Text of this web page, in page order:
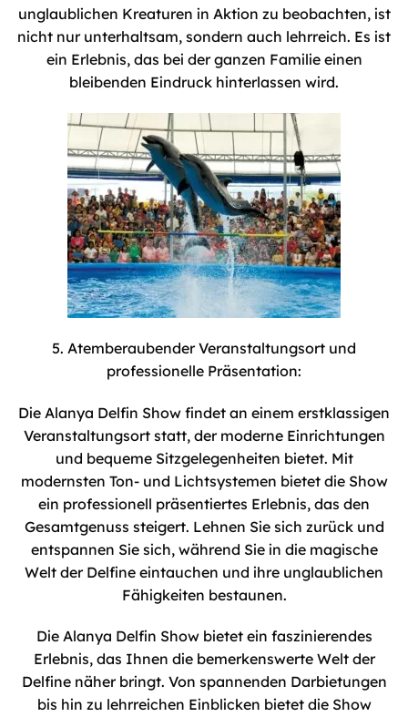
unglaublichen Kreaturen in Aktion zu beobachten, ist
nicht nur unterhaltsam, sondern auch lehrreich. Es ist
ein Erlebnis, das bei der ganzen Familie einen
bleibenden Eindruck hinterlassen wird.
5. Atemberaubender Veranstaltungsort und
professionelle Präsentation:
Die Alanya Delfin Show findet an einem erstklassigen
Veranstaltungsort statt, der moderne Einrichtungen
und bequeme Sitzgelegenheiten bietet. Mit
modernsten Ton- und Lichtsystemen bietet die Show
ein professionell präsentiertes Erlebnis, das den
Gesamtgenuss steigert. Lehnen Sie sich zurück und
entspannen Sie sich, während Sie in die magische
Welt der Delfine eintauchen und ihre unglaublichen
Fähigkeiten bestaunen.
Die Alanya Delfin Show bietet ein faszinierendes
Erlebnis, das Ihnen die bemerkenswerte Welt der
Delfine näher bringt. Von spannenden Darbietungen
bis hin zu lehrreichen Einblicken bietet die Show